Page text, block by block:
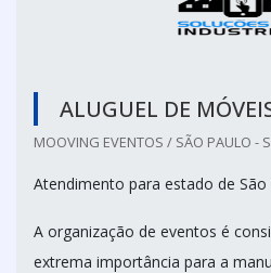
ALUGUEL DE
MOOVING EVENTOS / SÃO PAULO -
Atendimento para estado de São
A organização de eventos é
extrema importância para a